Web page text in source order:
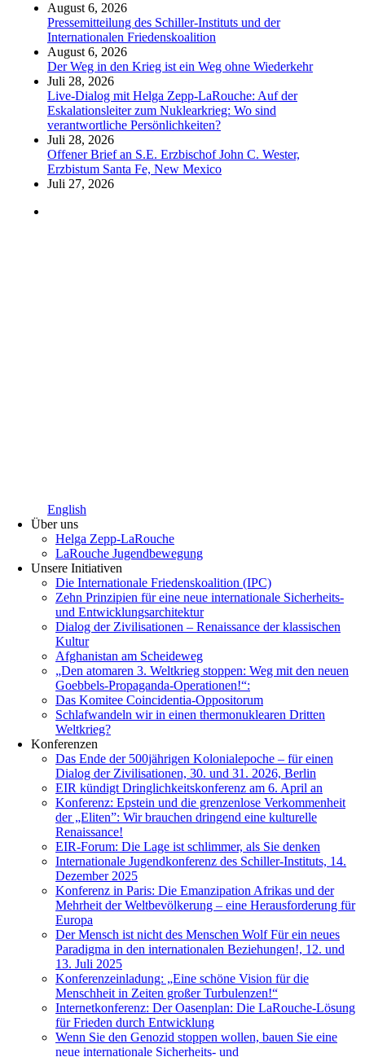
August 6, 2026
Pressemitteilung des Schiller-Instituts und der
Internationalen Friedenskoalition
August 6, 2026
Der Weg in den Krieg ist ein Weg ohne Wiederkehr
Juli 28, 2026
Live-Dialog mit Helga Zepp-LaRouche: Auf der
Eskalationsleiter zum Nuklearkrieg: Wo sind
verantwortliche Persönlichkeiten?
Juli 28, 2026
Offener Brief an S.E. Erzbischof John C. Wester,
Erzbistum Santa Fe, New Mexico
Juli 27, 2026
English
Über uns
Helga Zepp-LaRouche
LaRouche Jugendbewegung
Unsere Initiativen
Die Internationale Friedenskoalition (IPC)
­Zehn Prinzipien für eine neue internationale Sicherheits-
und Entwicklungsarchitektur
Dialog der Zivilisationen – Renaissance der klassischen
Kultur
Afghanistan am Scheideweg
„Den atomaren 3. Weltkrieg stoppen: Weg mit den neuen
Goebbels-Propaganda-Operationen!“:
Das Komitee Coincidentia-Oppositorum
Schlafwandeln wir in einen thermonuklearen Dritten
Weltkrieg?
Konferenzen
Das Ende der 500jährigen Kolonialepoche – für einen
Dialog der Zivilisationen, 30. und 31. 2026, Berlin
EIR kündigt Dringlichkeitskonferenz am 6. April an
Konferenz: Epstein und die grenzenlose Verkommenheit
der „Eliten”: Wir brauchen dringend eine kulturelle
Renaissance!
EIR-Forum: Die Lage ist schlimmer, als Sie denken
Internationale Jugendkonferenz des Schiller-Instituts, 14.
Dezember 2025
Konferenz in Paris: Die Emanzipation Afrikas und der
Mehrheit der Weltbevölkerung – eine Herausforderung für
Europa
Der Mensch ist nicht des Menschen Wolf Für ein neues
Paradigma in den internationalen Beziehungen!, 12. und
13. Juli 2025
Konferenzeinladung: „Eine schöne Vision für die
Menschheit in Zeiten großer Turbulenzen!“
Internetkonferenz: Der Oasenplan: Die LaRouche-Lösung
für Frieden durch Entwicklung
Wenn Sie den Genozid stoppen wollen, bauen Sie eine
neue internationale Sicherheits- und